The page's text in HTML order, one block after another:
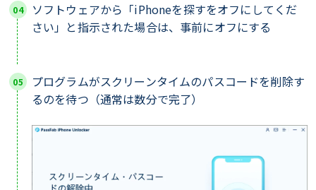
ソフトウェアから「iPhoneを探すをオフにしてくだ
さい」と指示された場合は、事前にオフにする
プログラムがスクリーンタイムのパスコードを削除す
るのを待つ（通常は数分で完了）